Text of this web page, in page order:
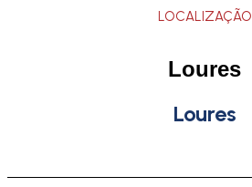
LOCALIZAÇÃO
Loures
Loures